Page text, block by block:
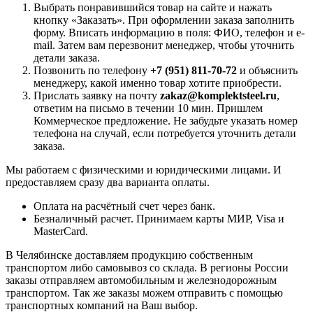
Выбрать понравившийся товар на сайте и нажать
кнопку «Заказать». При оформлении заказа заполнить
форму. Вписать информацию в поля: ФИО, телефон и e-
mail. Затем вам перезвонит менеджер, чтобы уточнить
детали заказа.
Позвонить по телефону +7 (951) 811-70-72 и объяснить
менеджеру, какой именно товар хотите приобрести.
Прислать заявку на почту zakaz@komplektsteel.ru,
ответим на письмо в течении 10 мин. Пришлем
Коммерческое предложение. Не забудьте указать номер
телефона на случай, если потребуется уточнить детали
заказа.
Мы работаем с физическими и юридическими лицами. И
предоставляем сразу два варианта оплаты.
Оплата на расчётный счет через банк.
Безналичный расчет. Принимаем карты МИР, Visa и
MasterCard.
В Челябинске доставляем продукцию собственным
транспортом либо самовывоз со склада. В регионы России
заказы отправляем автомобильным и железнодорожным
транспортом. Так же заказы можем отправить с помощью
транспортных компаний на Ваш выбор.